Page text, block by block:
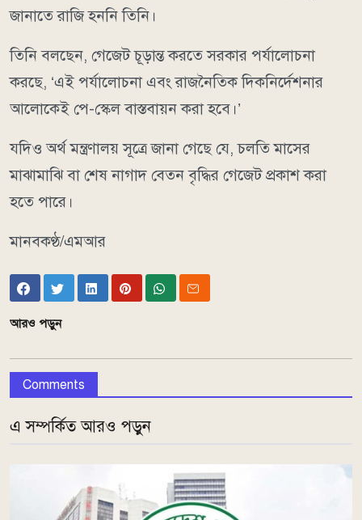
জানাতে রাজি হননি তিনি।
তিনি বলছেন, গেজেট চূড়ান্ত করতে সরকার পর্যালোচনা
করছে, ‘এই পর্যালোচনা এবং রাজনৈতিক দিকনির্দেশনার
আলোকেই পে-স্কেল বাস্তবায়ন করা হবে।’
যদিও অর্থ মন্ত্রণালয় সূত্রে জানা গেছে যে, চলতি মাসের
মাঝামাঝি বা শেষ নাগাদ বেতন বৃদ্ধির গেজেট প্রকাশ করা
হতে পারে।
মানবকণ্ঠ/এমআর
আরও পড়ুন
Comments
এ সম্পর্কিত আরও পড়ুন